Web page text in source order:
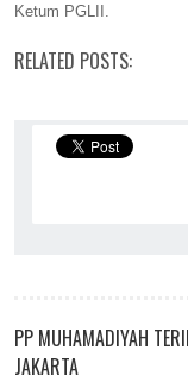
Ketum PGLII.
RELATED POSTS:
PP MUHAMADIYAH
JAKARTA